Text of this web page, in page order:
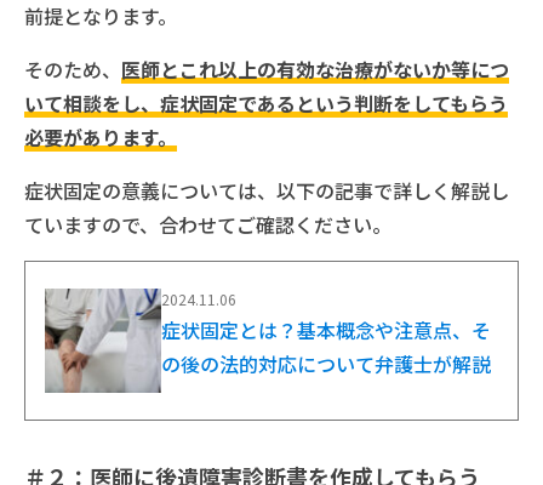
前提となります。
そのため、 医師とこれ以上の有効な治療がないか等につ
いて相談をし、症状固定であるという判断をしてもらう
必要があります。
症状固定の意義については、以下の記事で詳しく解説し
ていますので、合わせてご確認ください。
2024.11.06
症状固定とは？基本概念や注意点、そ
の後の法的対応について弁護士が解説
＃２：医師に後遺障害診断書を作成してもらう